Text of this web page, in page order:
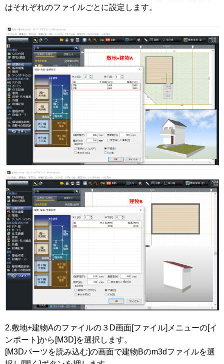
はそれぞれのファイルごとに設定します。
2.敷地+建物Aのファイルの３D画面[ファイル]メニューの[イ
ンポート]から[M3D]を選択します。
[M3Dパーツを読み込む]の画面で建物Bのm3dファイルを選